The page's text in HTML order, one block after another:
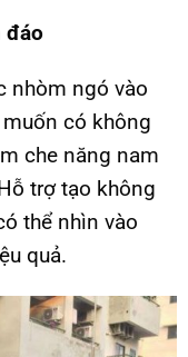
đáo
nhòm ngó vào
có không
che năng nam
trợ tạo không
thể nhìn vào
quả.